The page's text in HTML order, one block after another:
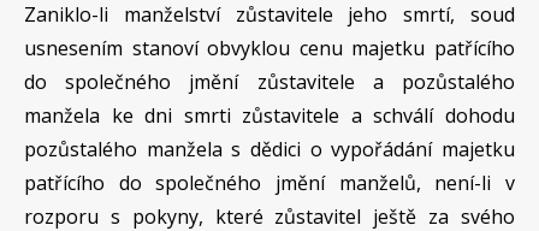
Zaniklo-li manželství zůstavitele jeho smrtí, soud
usnesením stanoví obvyklou cenu majetku patřícího
do společného jmění zůstavitele a pozůstalého
manžela ke dni smrti zůstavitele a schválí dohodu
pozůstalého manžela s dědici o vypořádání majetku
patřícího do společného jmění manželů, není-li v
rozporu s pokyny, které zůstavitel ještě za svého